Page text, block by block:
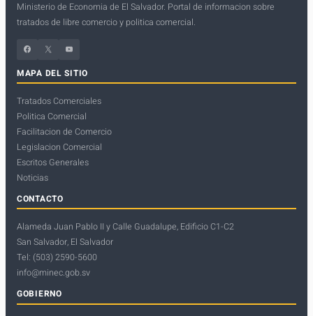
Ministerio de Economia de El Salvador. Portal de informacion sobre
tratados de libre comercio y politica comercial.
Facebook X
YouTube
MAPA DEL SITIO
Tratados Comerciales
Politica Comercial
Facilitacion de Comercio
Legislacion Comercial
Escritos Generales
Noticias
CONTACTO
Alameda Juan Pablo II y Calle Guadalupe, Edificio C1-C2
San Salvador, El Salvador
Tel: (503) 2590-5600
info@minec.gob.sv
GOBIERNO